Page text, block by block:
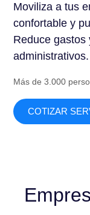
Moviliza a tus
confortable y
Reduce gastos
administrativos.
Más de 3.000
COTIZAR